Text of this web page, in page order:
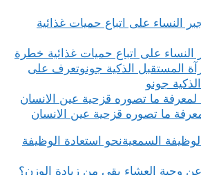
النساء على اتباع حميات غذائية خطرة
تعرف على
جونو
ما تصوره قزحية عين الانسان
نحو استعادة الوظيفة